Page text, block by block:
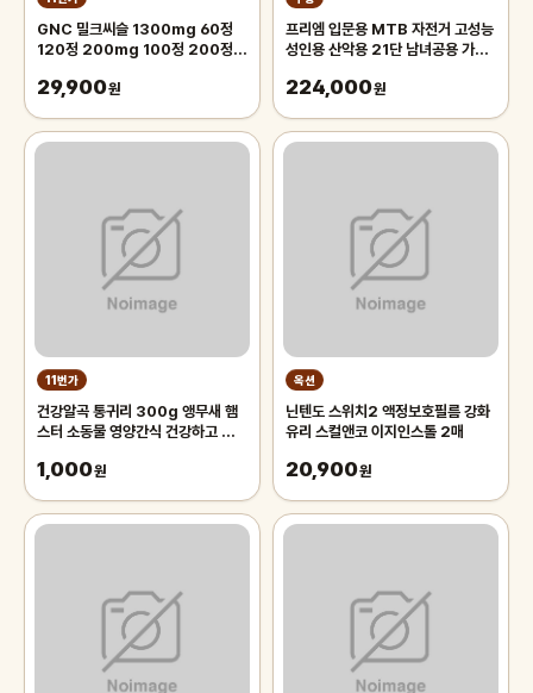
GNC 밀크씨슬 1300mg 60정
120정 200mg 100정 200정
29,900원
프리엠 입문용 MTB 자전거 고성능
성인용 산악용 21단 남녀공용 가성
175cm, 그레이 오렌지/21단/26
224,000원
11번가
건강알곡 통귀리 300g 앵무새 햄
스터 소동물 영양간식 건강하고 깨끗
1,000원
옥션
닌텐도 스위치2 액정보호필름 강화
유리 스컬앤코 이지인스톨 2매
20,900원